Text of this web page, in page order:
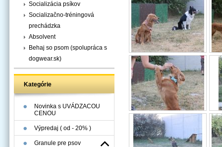
Socializácia psíkov
Socializačno-tréningová
prechádzka
Absolvent
Behaj so psom (spolupráca s
dogwear.sk)
Kategórie
Novinka s UVÁDZACOU
CENOU
Výpredaj ( od - 20% )
Granule pre psov